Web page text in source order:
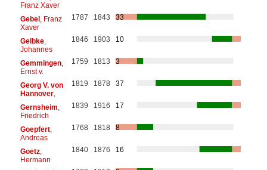
Franz Xaver
Gebel, Franz
Xaver
1787 1843 33
Gelbke,
Johannes
1846 1903 10
Gemmingen,
Ernst v.
1759 1813 3
Georg V. von
Hannover,
1819 1878 37
Gernsheim
Friedrich
1839 1916 17
Goepfert,
Andreas
1768 1818 8
Goetz,
Hermann
1840 1876 16